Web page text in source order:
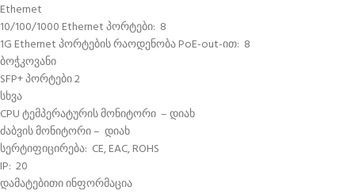
Ethernet
10/100/1000 Ethernet პორტები: 8
1G Ethernet პორტების რაოდენობა PoE-out-ით: 8
ბოჭკოვანი
SFP+ პორტები 2
სხვა
CPU ტემპერატურის მონიტორი – დიახ
ძაბვის მონიტორი – დიახ
სერტიფიცირება: CE, EAC, ROHS
IP: 20
დამატებითი ინფორმაცია